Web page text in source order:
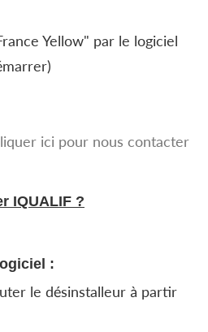
Yellow" par le logiciel
ici pour nous contacter
IQUALIF ?
:
le désinstalleur à partir